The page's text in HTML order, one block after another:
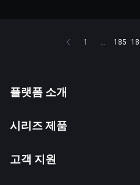
1 ... 185
플랫폼 소개
시리즈 제품
고객 지원